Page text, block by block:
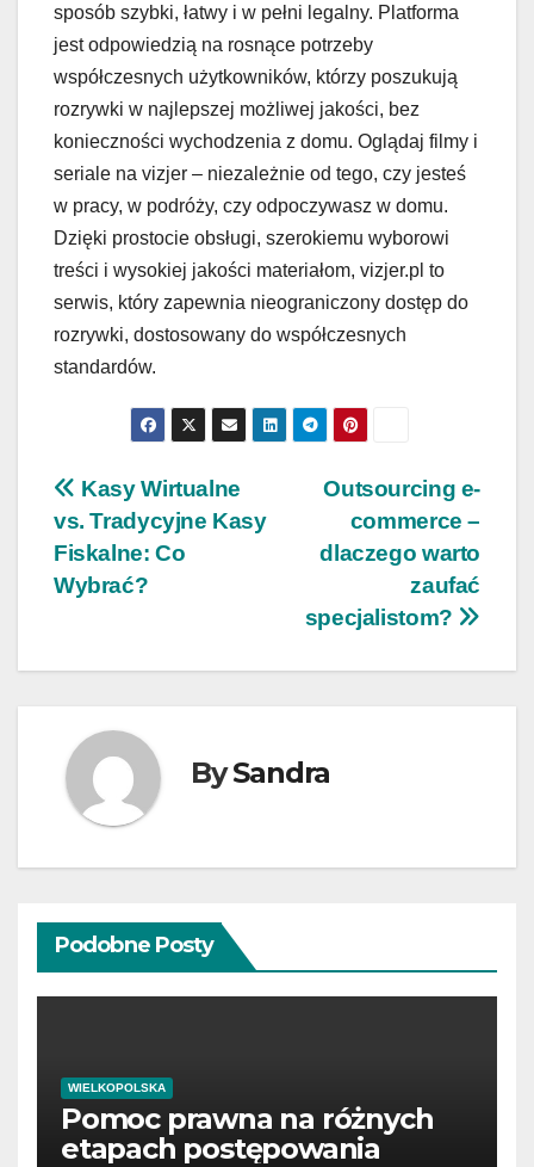
sposób szybki, łatwy i w pełni legalny. Platforma
jest odpowiedzią na rosnące potrzeby
współczesnych użytkowników, którzy poszukują
rozrywki w najlepszej możliwej jakości, bez
konieczności wychodzenia z domu. Oglądaj filmy i
seriale na vizjer – niezależnie od tego, czy jesteś
w pracy, w podróży, czy odpoczywasz w domu.
Dzięki prostocie obsługi, szerokiemu wyborowi
treści i wysokiej jakości materiałom, vizjer.pl to
serwis, który zapewnia nieograniczony dostęp do
rozrywki, dostosowany do współczesnych
standardów.
Nawigacja
wpisu
Outsourcing e-
commerce –
dlaczego warto
zaufać
specjalistom?
Kasy Wirtualne
vs. Tradycyjne Kasy
Fiskalne: Co
Wybrać?
BySandra
Podobne Posty
WIELKOPOLSKA
Pomoc prawna na różnych
etapach postępowania